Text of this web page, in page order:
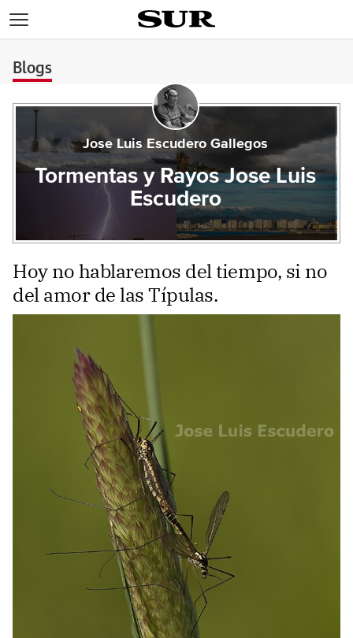
Blogs
Jose Luis Escudero Gallegos
Tormentas y Rayos Jose Luis
Escudero
Hoy no hablaremos del tiempo, si no
del amor de las Típulas.